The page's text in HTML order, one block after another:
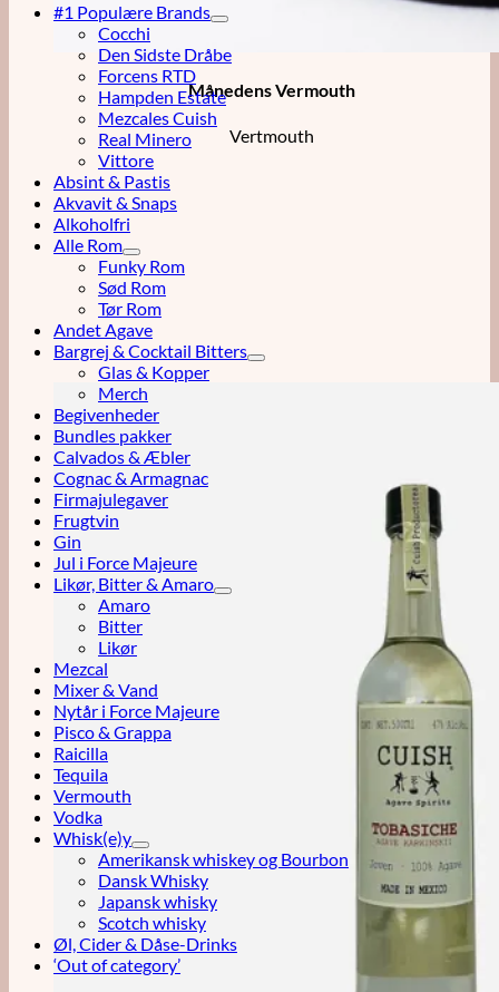
Månedens Vermouth
Vertmouth
#1 Populære Brands
Cocchi
Den Sidste Dråbe
Forcens RTD
Hampden Estate
Mezcales Cuish
Real Minero
Vittore
Absint & Pastis
Akvavit & Snaps
Alkoholfri
Alle Rom
Funky Rom
Sød Rom
Tør Rom
Andet Agave
Bargrej & Cocktail Bitters
Glas & Kopper
Merch
Begivenheder
Bundles pakker
Calvados & Æbler
Cognac & Armagnac
Firmajulegaver
Frugtvin
Gin
Jul i Force Majeure
Likør, Bitter & Amaro
Amaro
Bitter
Likør
Mezcal
Mixer & Vand
Nytår i Force Majeure
Pisco & Grappa
Raicilla
Tequila
Vermouth
Vodka
Whisk(e)y
Amerikansk whiskey og Bourbon
Dansk Whisky
Japansk whisky
Scotch whisky
Øl, Cider & Dåse-Drinks
‘Out of category’